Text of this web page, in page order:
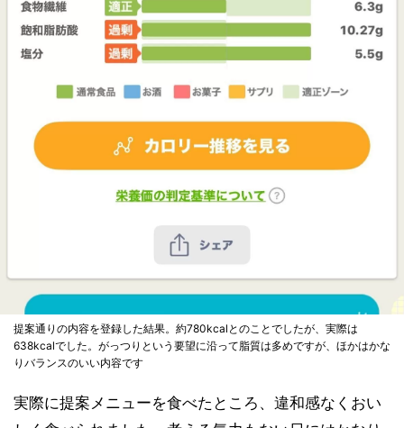
提案通りの内容を登録した結果。約780kcalとのことでしたが、実際は
638kcalでした。がっつりという要望に沿って脂質は多めですが、ほかはかな
りバランスのいい内容です
実際に提案メニューを食べたところ、違和感なくおい